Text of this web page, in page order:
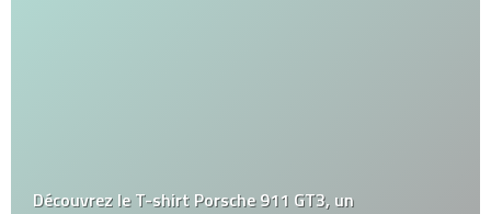
Découvrez le T-shirt Porsche 911 GT3, un